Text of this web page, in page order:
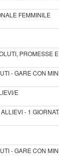
FEMMINILE
PROMESSE
- GARE CON
E
- 1
- GARE CON